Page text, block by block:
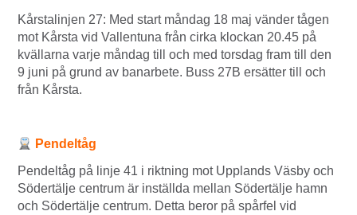
Kårstalinjen 27: Med start måndag 18 maj vänder tågen
mot Kårsta vid Vallentuna från cirka klockan 20.45 på
kvällarna varje måndag till och med torsdag fram till den
9 juni på grund av banarbete. Buss 27B ersätter till och
från Kårsta.
Pendeltåg
Pendeltåg på linje 41 i riktning mot Upplands Väsby och
Södertälje centrum är inställda mellan Södertälje hamn
och Södertälje centrum. Detta beror på spårfel vid